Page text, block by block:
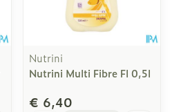
Nutrini
Nutrini Multi Fibre Fl 0,5l
€ 6,40